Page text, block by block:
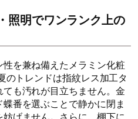
照明でワンランク上の
を兼ね備えたメラミン化粧
のトレンドは指紋レス加工タ
も汚れが目立ちません。金
番を選ぶことで静かに閉ま